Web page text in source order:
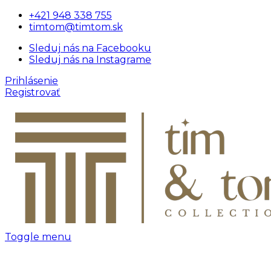
+421 948 338 755
timtom@timtom.sk
Sleduj nás na Facebooku
Sleduj nás na Instagrame
Prihlásenie
Registrovať
Toggle menu